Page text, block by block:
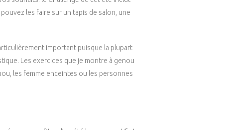
les faire sur un tapis de salon, une
important puisque la plupart
Les exercices que je montre à genou
les femme enceintes ou les personnes